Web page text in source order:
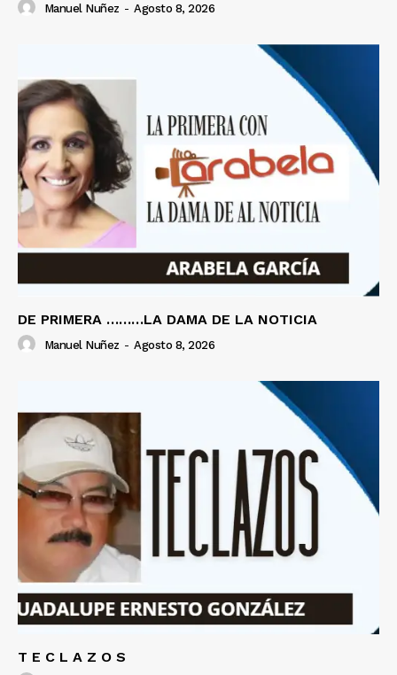
Manuel Nuñez - Agosto 8, 2026
DE PRIMERA ………LA DAMA DE LA NOTICIA
Manuel Nuñez - Agosto 8, 2026
T E C L A Z O S